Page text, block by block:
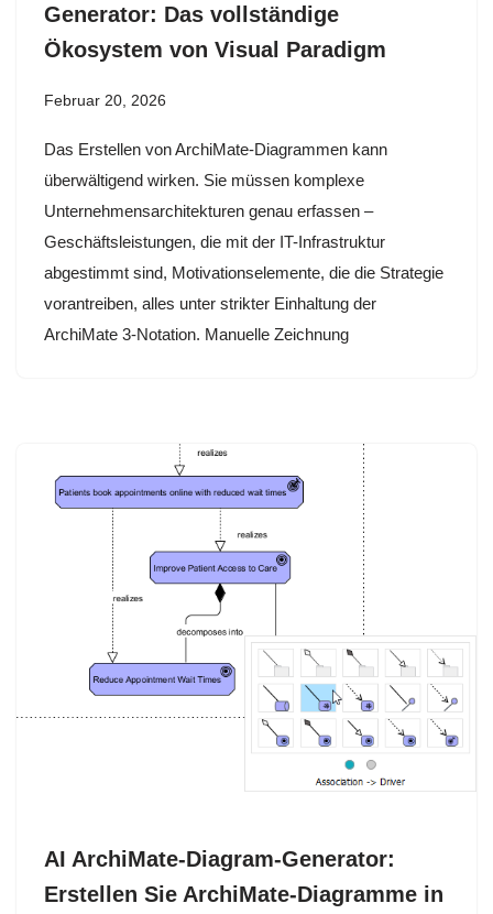
Generator: Das vollständige
Ökosystem von Visual Paradigm
Februar 20, 2026
Das Erstellen von ArchiMate-Diagrammen kann
überwältigend wirken. Sie müssen komplexe
Unternehmensarchitekturen genau erfassen –
Geschäftsleistungen, die mit der IT-Infrastruktur
abgestimmt sind, Motivationselemente, die die Strategie
vorantreiben, alles unter strikter Einhaltung der
ArchiMate 3-Notation. Manuelle Zeichnung
AI ArchiMate-Diagram-Generator:
Erstellen Sie ArchiMate-Diagramme in